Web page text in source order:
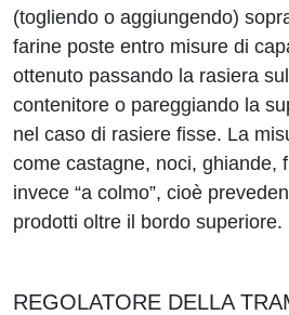
(togliendo o aggiungendo)
farine poste entro misure di
ottenuto passando la rasiera
contenitore o pareggiando la
nel caso di rasiere fisse. La
come castagne, noci, ghiande,
invece “a colmo”, cioè
prodotti oltre il bordo superiore.
REGOLATORE DELLA